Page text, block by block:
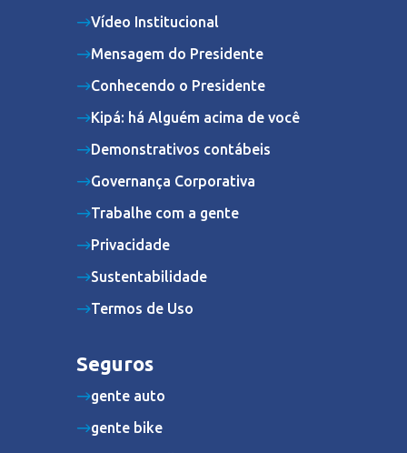
Vídeo Institucional
Mensagem do Presidente
Conhecendo o Presidente
Kipá: há Alguém acima de você
Demonstrativos contábeis
Governança Corporativa
Trabalhe com a gente
Privacidade
Sustentabilidade
Termos de Uso
Seguros
gente auto
gente bike